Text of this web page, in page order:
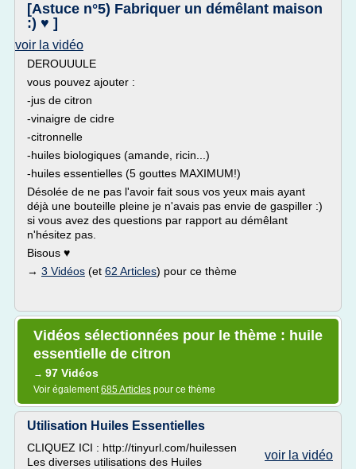
[Astuce n°5) Fabriquer un démêlant maison
:) ♥ ]
voir la vidéo
DEROUUULE
vous pouvez ajouter :
-jus de citron
-vinaigre de cidre
-citronnelle
-huiles biologiques (amande, ricin...)
-huiles essentielles (5 gouttes MAXIMUM!)
Désolée de ne pas l'avoir fait sous vos yeux mais ayant
déjà une bouteille pleine je n'avais pas envie de gaspiller :)
si vous avez des questions par rapport au démêlant
n'hésitez pas.
Bisous ♥
→ 3 Vidéos (et 62 Articles) pour ce thème
Vidéos sélectionnées pour le thème : huile
essentielle de citron
→ 97 Vidéos
Voir également685 Articles pour ce thème
Utilisation Huiles Essentielles
voir la vidéo
CLIQUEZ ICI : http://tinyurl.com/huilessen
Les diverses utilisations des Huiles